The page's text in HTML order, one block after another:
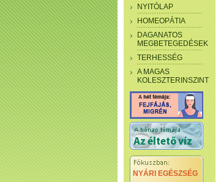
NYITÓLAP
HOMEOPÁTIA
DAGANATOS
MEGBETEGEDÉSEK
TERHESSÉG
A MAGAS
KOLESZTERINSZINT
NYÁRI EGÉSZSÉG